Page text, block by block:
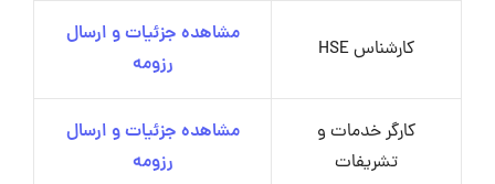
کارشناس HSE
مشاهده جزئیات و ارسال
رزومه
کارگر خدمات و
تشریفات
مشاهده جزئیات و ارسال
رزومه